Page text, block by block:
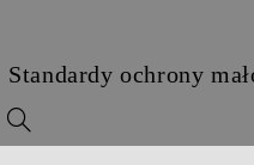
Standardy ochrony